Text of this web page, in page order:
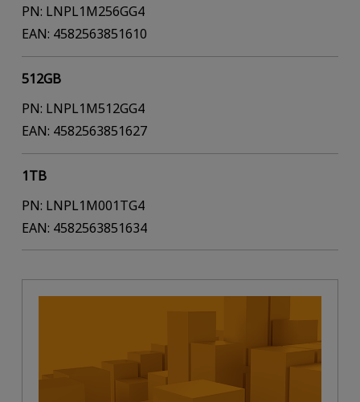
PN: LNPL1M256GG4
EAN: 4582563851610
512GB
PN: LNPL1M512GG4
EAN: 4582563851627
1TB
PN: LNPL1M001TG4
EAN: 4582563851634